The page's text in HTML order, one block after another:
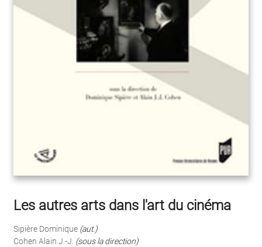
Les autres arts dans l'art du cinéma
Sipière Dominique (aut.)
Cohen Alain J.-J. (sous la direction)